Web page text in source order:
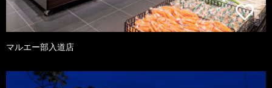
マルエー部入道店